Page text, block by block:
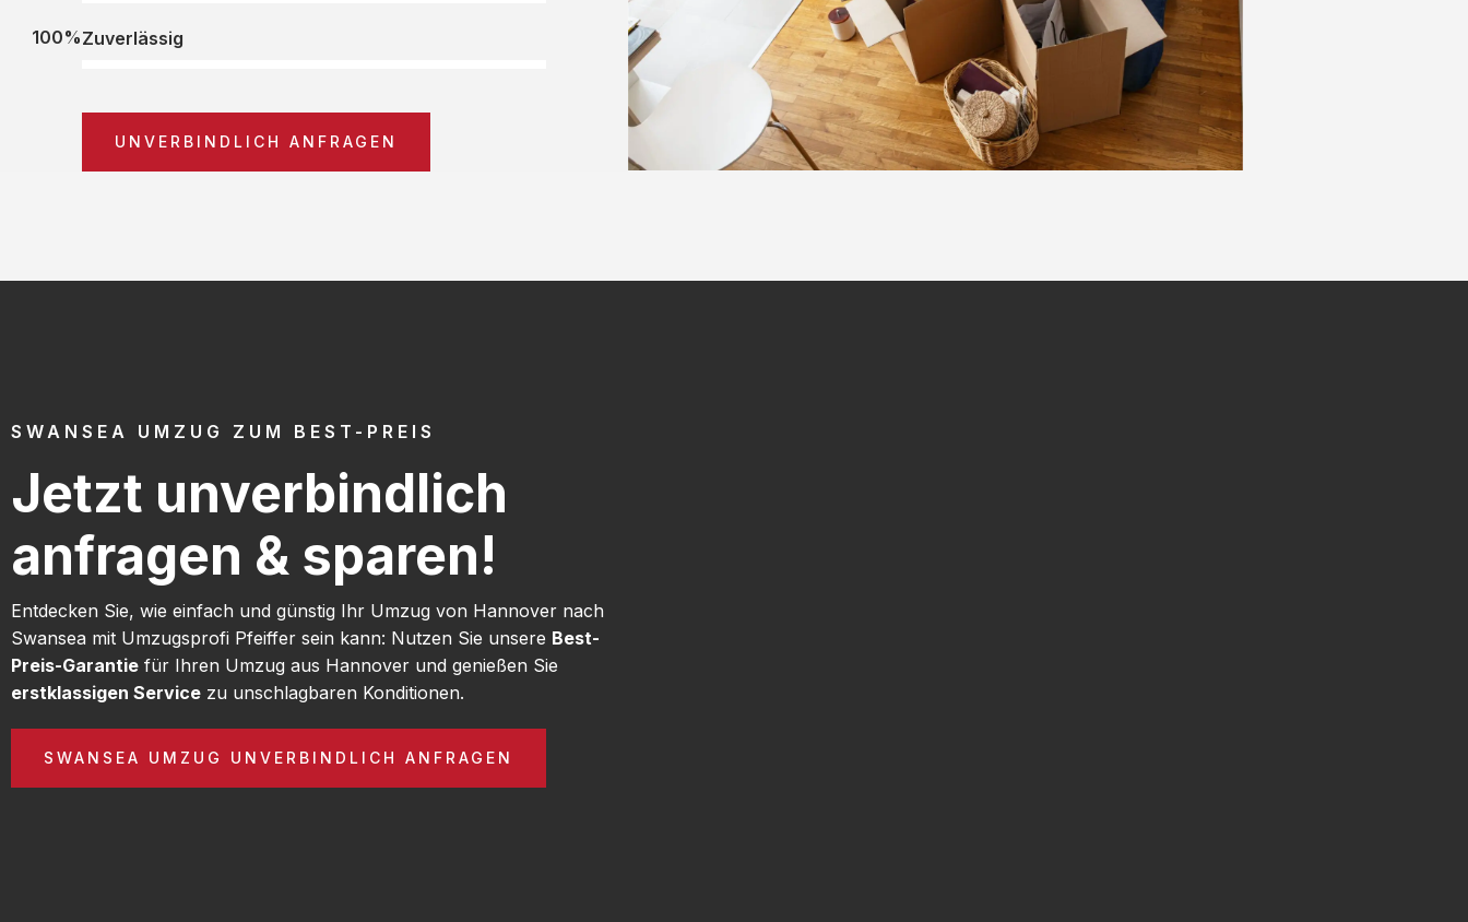
Zuverlässig
100%
UNVERBINDLICH ANFRAGEN
SWANSEA UMZUG ZUM BEST-PREIS
Jetzt unverbindlich
anfragen & sparen!
Entdecken Sie, wie einfach und günstig Ihr Umzug von Hannover nach
Swansea mit Umzugsprofi Pfeiffer sein kann: Nutzen Sie unsere Best-
Preis-Garantie für Ihren Umzug aus Hannover und genießen Sie
erstklassigen Service zu unschlagbaren Konditionen.
SWANSEA UMZUG UNVERBINDLICH ANFRAGEN